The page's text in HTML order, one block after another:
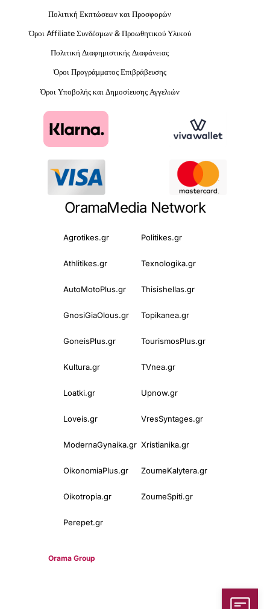
Πολιτική Εκπτώσεων και Προσφορών
Όροι Affiliate Συνδέσμων & Προωθητικού Υλικού
Πολιτική Διαφημιστικής Διαφάνειας
Όροι Προγράμματος Επιβράβευσης
Όροι Υποβολής και Δημοσίευσης Αγγελιών
OramaMedia Network
Agrotikes.gr Politikes.gr
Athlitikes.gr Texnologika.gr
AutoMotoPlus.gr Thisishellas.gr
GnosiGiaOlous.gr Topikanea.gr
GoneisPlus.gr TourismosPlus.gr
Kultura.gr TVnea.gr
Loatki.gr Upnow.gr
Loveis.gr VresSyntages.gr
ModernaGynaika.gr Xristianika.gr
OikonomiaPlus.gr ZoumeKalytera.gr
Oikotropia.gr ZoumeSpiti.gr
Perepet.gr
Orama Group